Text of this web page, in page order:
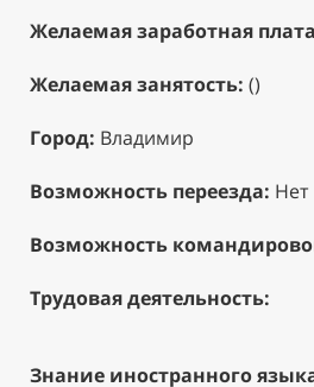
Желаемая заработная
Желаемая занятость: ()
Город: Владимир
Возможность переезда: Нет
Возможность
Трудовая деятельность:
Знание иностранного